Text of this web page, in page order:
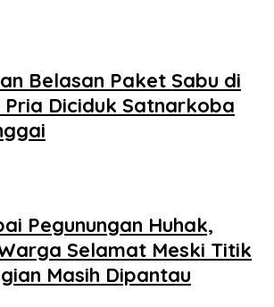
Belasan Paket Sabu di
Pria Diciduk Satnarkoba
Pegunungan Huhak,
Selamat Meski Titik
Masih Dipantau